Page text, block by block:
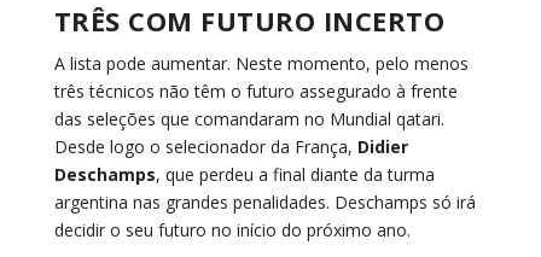
TRÊS COM FUTURO INCERTO
A lista pode aumentar. Neste momento, pelo menos
três técnicos não têm o futuro assegurado à frente
das seleções que comandaram no Mundial qatari.
Desde logo o selecionador da França, Didier
Deschamps, que perdeu a final diante da turma
argentina nas grandes penalidades. Deschamps só irá
decidir o seu futuro no início do próximo ano.